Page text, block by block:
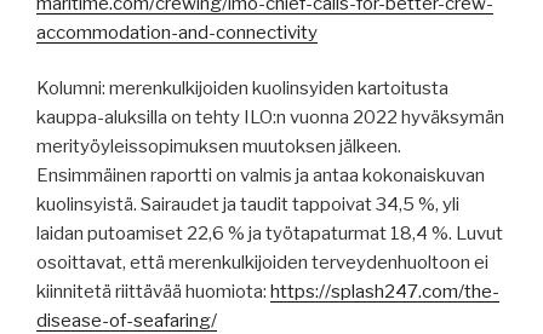
accommodation-and-connectivity
Kolumni: merenkulkijoiden kuolinsyiden kartoitusta
kauppa-aluksilla on tehty ILO:n vuonna 2022 hyväksymän
merityöyleissopimuksen muutoksen jälkeen.
Ensimmäinen raportti on valmis ja antaa kokonaiskuvan
kuolinsyistä. Sairaudet ja taudit tappoivat 34,5 %, yli
laidan putoamiset 22,6 % ja työtapaturmat 18,4 %. Luvut
osoittavat, että merenkulkijoiden terveydenhuoltoon ei
kiinnitetä riittävää huomiota: https://splash247.com/the-
disease-of-seafaring/